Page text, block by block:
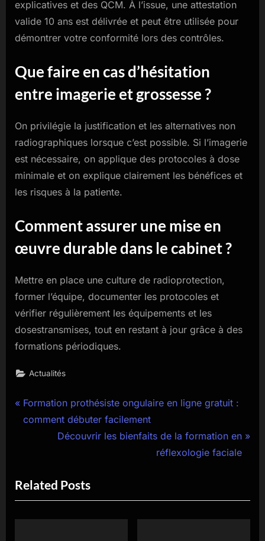
explicatives et des QCM. À l’issue, une attestation
valide 10 ans est délivrée et peut être utilisée pour
démontrer votre conformité lors des contrôles.
Que faire en cas d’hésitation
entre imagerie et grossesse ?
On privilégie la justification et les alternatives non
radiographiques lorsque c’est possible. Si l’imagerie
est nécessaire, on applique des protocoles à dose
minimale et on explique clairement les bénéfices et
les risques à la patiente.
Comment assurer une mise en
œuvre durable dans le cabinet ?
Mettre en place une culture de radioprotection,
former l’équipe, documenter les protocoles et
vérifier régulièrement les équipements et les
dosestransmises, tout en restant à jour grâce à des
formations périodiques.
Actualités
Navigation
P
r
o
u
s
Formation prothésiste ongulaire en ligne gratuit :
comment débuter facilement
N
P
o
Découvrir les bienfaits de la formation en
réflexologie faciale
Related Posts